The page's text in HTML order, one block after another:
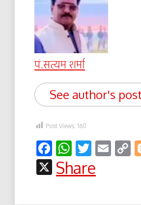
पं.सत्यम शर्मा
See author's
Post Views: 160
Facebook
X
Share